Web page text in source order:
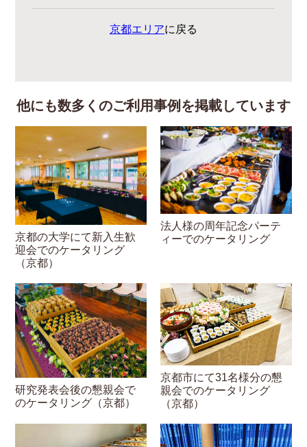
京都エリアに戻る
他にも数多くのご利用事例を掲載しています
京都の大学にて新入生歓
迎会でのケータリング
（京都）
法人様の周年記念パーテ
ィーでのケータリング
研究発表会後の懇親会で
のケータリング（京都）
京都市にて31名様分の懇
親会でのケータリング
（京都）